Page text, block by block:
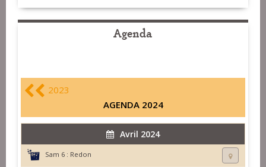
Agenda
2023
AGENDA 2024
Avril 2024
Sam 6 : Redon